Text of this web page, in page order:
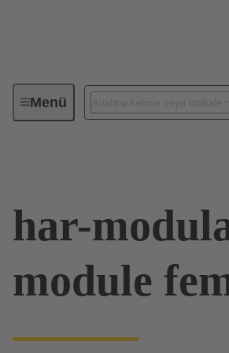
MenüCihaz Bağlantısı
har-
module